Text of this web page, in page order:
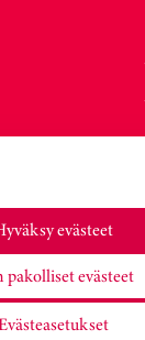
evästeet
pakolliset evästeet